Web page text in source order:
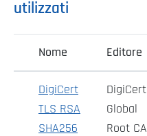
utilizzati
Nome Editore
DigiCert
TLS RSA
SHA256
DigiCert
Global
Root CA